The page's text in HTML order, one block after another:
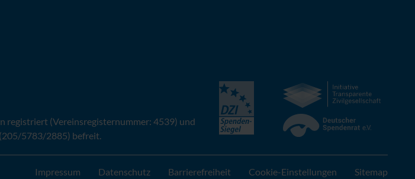
registriert (Vereinsregisternummer: 4539) und
5783/2885) befreit.
Impressum Datenschutz Barrierefreiheit Cookie-Einstellungen Sitemap